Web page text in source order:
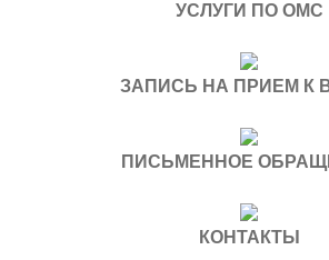
УСЛУГИ ПО ОМС
ЗАПИСЬ НА ПРИЕМ К
ПИСЬМЕННОЕ
КОНТАКТЫ